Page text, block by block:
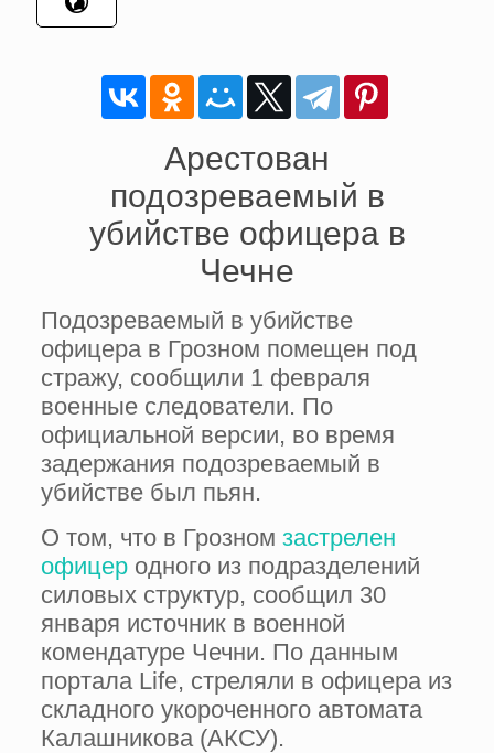
Арестован
подозреваемый в
убийстве офицера в
Чечне
Подозреваемый в убийстве
офицера в Грозном помещен под
стражу, сообщили 1 февраля
военные следователи. По
официальной версии, во время
задержания подозреваемый в
убийстве был пьян.
О том, что в Грозном застрелен
офицеродного из подразделений
силовых структур, сообщил 30
января источник в военной
комендатуре Чечни. По данным
портала Life, стреляли в офицера из
складного укороченного автомата
Калашникова (АКСУ).